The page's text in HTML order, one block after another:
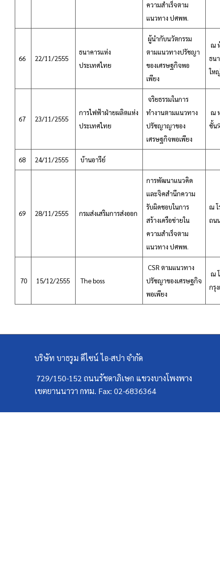
ความสำเร็จตาม
แนวทาง ปศพพ.
66 22/11/2555
ธนาคารแห่ง
ประเทศไทย
ผู้นำกับนวัตกรรม
ตามแนวทางปรัชญา
ของเศรษฐกิจพอ
เพียง
ณ
ธน
ให
67 23/11/2555
การไฟฟ้าฝ่ายผลิตแห่ง
ประเทศไทย
จริยธรรมในการ
ทำงานตามแนวทาง
ปรัชญาญาของ
เศรษฐกิจพอเพียง
ณ
ชั้น
68 24/11/2555 บ้านอารีย์
69 28/11/2555 กรมส่งเสริมการส่งออก
การพัฒนาแนวคิด
และจิคสำนึกความ
รับผิดชอบในการ
สร้างเครือข่ายใน
ความสำเร็จตาม
แนวทาง ปศพพ.
ณ โ
ถน
70 15/12/2555 The boss
CSR ตามแนวทาง
ปรัชญาของเศรษฐกิจ
พอเพียง
ณ
กรุ
บริษัท บาธรูม ดีไซน์ ไอ-สปา จำกัด
729/150-152 ถนนรัชดาภิเษก แขวงบางโพงพาง
เขตยานนาวา กทม. Fax: 02-6836364